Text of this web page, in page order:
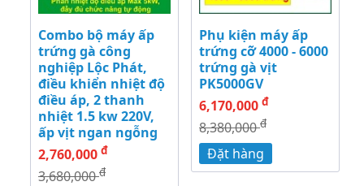
Combo bộ máy ấp
trứng gà công
nghiệp Lộc Phát,
điều khiển nhiệt độ
điều áp, 2 thanh
nhiệt 1.5 kw 220V,
ấp vịt ngan ngỗng
2,760,000 đ
3,680,000đ
Phụ kiện máy ấp
trứng cỡ 4000 - 6000
trứng gà vịt
PK5000GV
6,170,000 đ
8,380,000đ
Đặt hàng